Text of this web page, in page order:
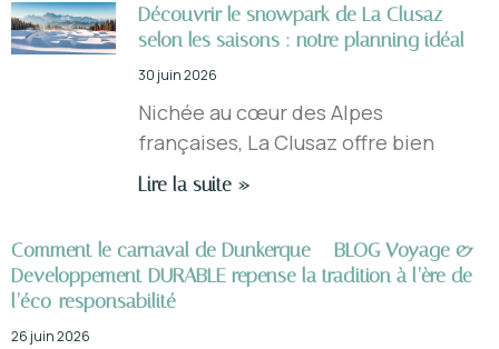
Découvrir le snowpark de La Clusaz
selon les saisons : notre planning idéal
30 juin 2026
Nichée au cœur des Alpes
françaises, La Clusaz offre bien
Lire la suite »
Comment le carnaval de Dunkerque – BLOG Voyage &
Developpement DURABLE repense la tradition à l’ère de
l’éco-responsabilité
26 juin 2026